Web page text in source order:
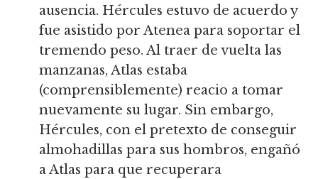
ausencia. Hércules estuvo de acuerdo y
fue asistido por Atenea para soportar el
tremendo peso. Al traer de vuelta las
manzanas, Atlas estaba
(comprensiblemente) reacio a tomar
nuevamente su lugar. Sin embargo,
Hércules, con el pretexto de conseguir
almohadillas para sus hombros, engañó
a Atlas para que recuperara